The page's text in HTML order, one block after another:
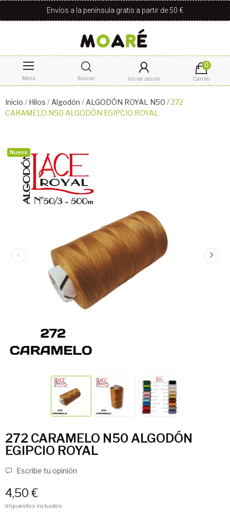
Envíos a la península gratis a partir de 50 €
Menú Buscar Iniciar sesión
0
Carrito
Inicio Hilos Algodón ALGODÓN ROYAL N50
272
CARAMELO N50 ALGODÓN EGIPCIO ROYAL
Nuevo
272 CARAMELO N50 ALGODÓN
EGIPCIO ROYAL
Escribe tu opinión
4,50 €
Impuestos incluidos